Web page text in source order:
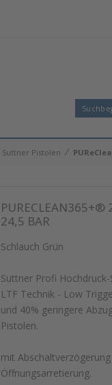
Suttner Pistolen ⁄
PURECLEAN365+®
24,5 BAR
Schlauch Grün
Suttner Profi
LTF Technik - Low
und 40% geringere
Pistolen.
mit
Öffnungsarretierung.